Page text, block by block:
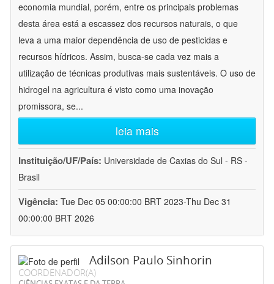
economia mundial, porém, entre os principais problemas
desta área está a escassez dos recursos naturais, o que
leva a uma maior dependência de uso de pesticidas e
recursos hídricos. Assim, busca-se cada vez mais a
utilização de técnicas produtivas mais sustentáveis. O uso de
hidrogel na agricultura é visto como uma inovação
promissora, se...
leia mais
Instituição/UF/País: Universidade de Caxias do Sul - RS -
Brasil
Vigência: Tue Dec 05 00:00:00 BRT 2023-Thu Dec 31
00:00:00 BRT 2026
Adilson Paulo Sinhorin
COORDENADOR(A)